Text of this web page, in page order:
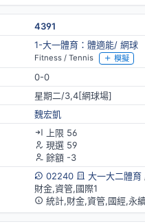
4391
1-大一體育：體適能/ 網球
Fitness / Tennis 模擬
0-0
星期二/3,4[網球場]
魏宏凱
上限 56
現選 59
餘額 -3
02240
大一大二體育
財金,資管,國際1
統計,財金,資管,國經,永